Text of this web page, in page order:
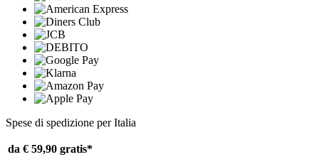
Spese di spedizione per Italia
da € 59,90 gratis*